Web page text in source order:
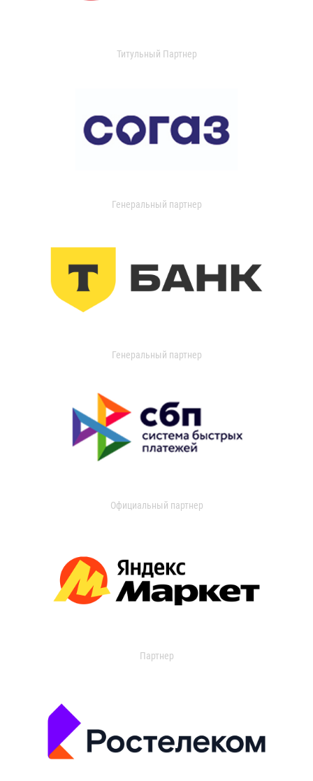
Титульный Партнер
Генеральный партнер
Генеральный партнер
Официальный партнер
Партнер